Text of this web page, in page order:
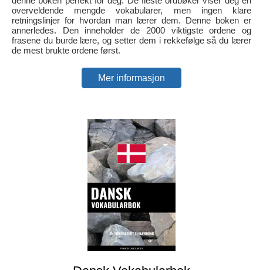
overveldende mengde vokabularer, men ingen klare
retningslinjer for hvordan man lærer dem. Denne boken er
annerledes. Den inneholder de 2000 viktigste ordene og
frasene du burde lære, og setter dem i rekkefølge så du lærer
de mest brukte ordene først.
Mer informasjon